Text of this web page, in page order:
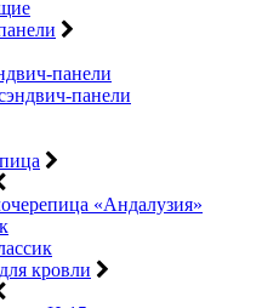
панели
панели
«Андалузия»
кровли